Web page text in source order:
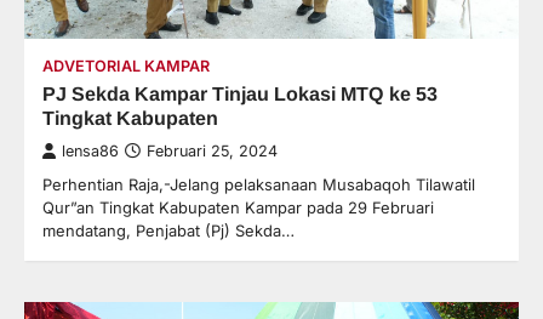
ADVETORIAL KAMPAR
PJ Sekda Kampar Tinjau Lokasi MTQ ke 53
Tingkat Kabupaten
lensa86 Februari 25, 2024
Perhentian Raja,-Jelang pelaksanaan Musabaqoh Tilawatil
Qur”an Tingkat Kabupaten Kampar pada 29 Februari
mendatang, Penjabat (Pj) Sekda…